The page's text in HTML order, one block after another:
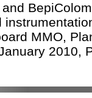
MMO,
2010,